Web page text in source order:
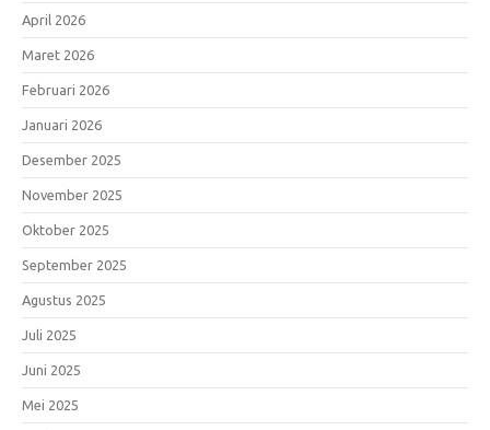
April 2026
Maret 2026
Februari 2026
Januari 2026
Desember 2025
November 2025
Oktober 2025
September 2025
Agustus 2025
Juli 2025
Juni 2025
Mei 2025